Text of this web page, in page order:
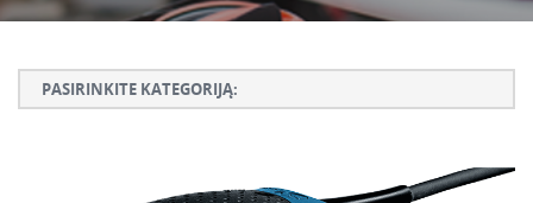
PASIRINKITE KATEGORIJĄ: